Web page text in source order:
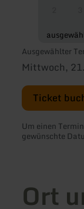
Ausgewählter
Mittwoch,
Ticket
Um einen
gewünschte
Ort